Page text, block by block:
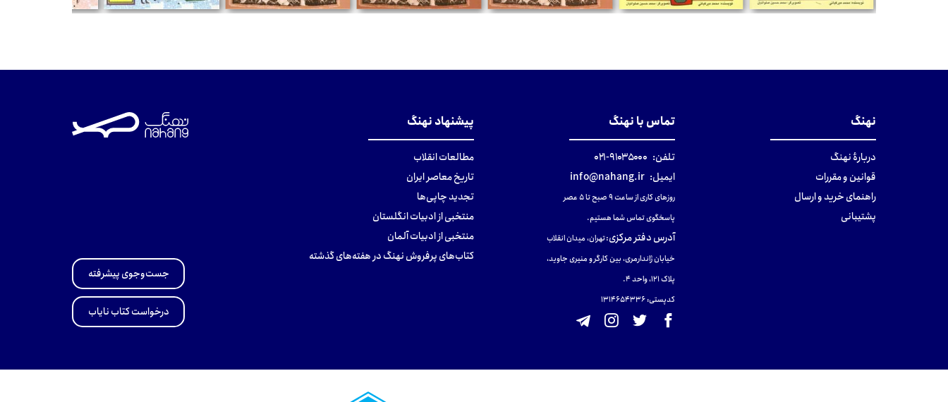
نهنگ
دربارهٔ نهنگ
قوانین و مقررات
راهنمای خرید و ارسال
پشتیبانی
تماس با نهنگ
تلفن: ۹۱۰۳۵۰۰۰-۰۲۱
ایمیل: info@nahang.ir
روزهای کاری از ساعت ۹ صبح تا ۵ عصر
پاسخگوی تماس شما هستیم.
آدرس دفتر مرکزی:تهران، میدان انقلاب
خیابان ژاندارمری، بین کارگر و منیری جاوید،
پلاک 121، واحد ۴.
کدپستی: 131465433۶
پیشنهاد نهنگ
مطالعات انقلاب
تاریخ معاصر ایران
تجدید چاپی‌ها
منتخبی از ادبیات انگلستان
منتخبی از ادبیات آلمان
کتاب‌های پرفروش نهنگ در هفته‌های گذشته
جست‌وجوی پیشرفته
درخواست کتاب نایاب